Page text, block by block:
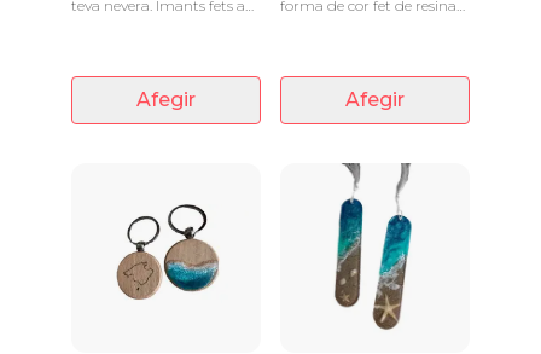
teva nevera. Imants fets a
Afegir
forma de cor fet de resina
Afegir